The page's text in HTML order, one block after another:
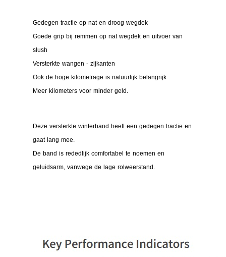
Gedegen tractie op nat en droog wegdek
Goede grip bij remmen op nat wegdek en uitvoer van
slush
Versterkte wangen - zijkanten
Ook de hoge kilometrage is natuurlijk belangrijk
Meer kilometers voor minder geld.
Deze versterkte winterband heeft een gedegen tractie en
gaat lang mee.
De band is rededlijk comfortabel te noemen en
geluidsarm, vanwege de lage rolweerstand.